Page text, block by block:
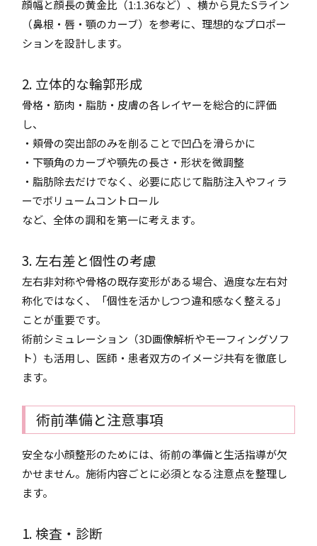
顔幅と顔長の黄金比（1:1.36など）、横から見たSライン
（鼻根・唇・顎のカーブ）を参考に、理想的なプロポー
ションを設計します。
2. 立体的な輪郭形成
骨格・筋肉・脂肪・皮膚の各レイヤーを総合的に評価
し、
・頬骨の突出部のみを削ることで凹凸を滑らかに
・下顎角のカーブや顎先の長さ・形状を微調整
・脂肪除去だけでなく、必要に応じて脂肪注入やフィラ
ーでボリュームコントロール
など、全体の調和を第一に考えます。
3. 左右差と個性の考慮
左右非対称や骨格の既存変形がある場合、過度な左右対
称化ではなく、「個性を活かしつつ違和感なく整える」
ことが重要です。
術前シミュレーション（3D画像解析やモーフィングソフ
ト）も活用し、医師・患者双方のイメージ共有を徹底し
ます。
術前準備と注意事項
安全な小顔整形のためには、術前の準備と生活指導が欠
かせません。施術内容ごとに必須となる注意点を整理し
ます。
1. 検査・診断